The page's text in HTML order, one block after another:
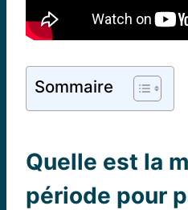
Sommaire
Quelle est la
période pour